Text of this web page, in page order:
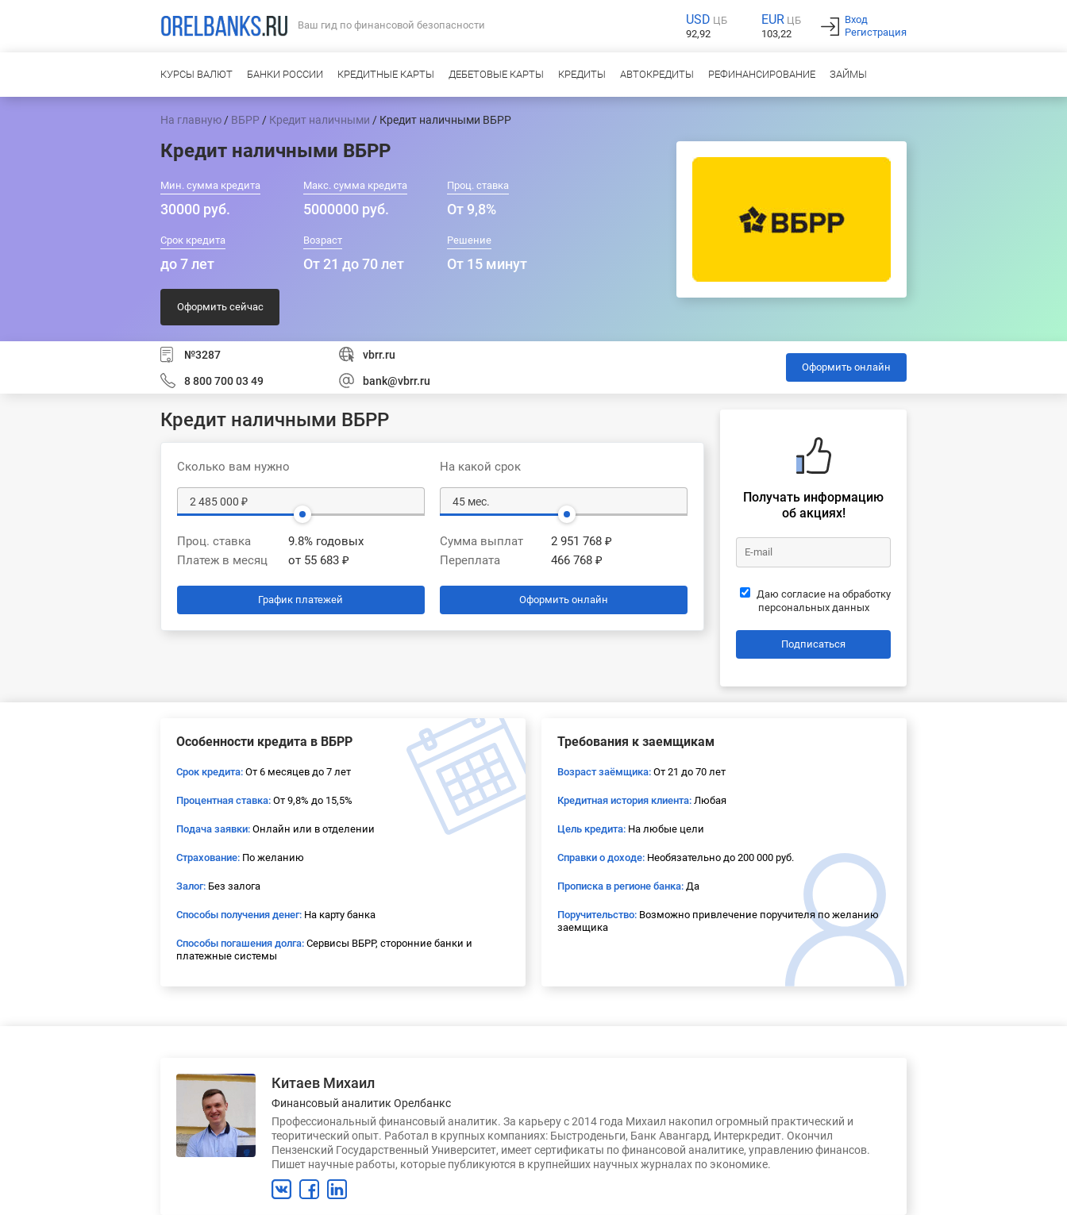
Ваш гид по финансовой безопасности USD ЦБ
92,92
EUR ЦБ
103,22
Вход
Регистрация
КУРСЫ ВАЛЮТ БАНКИ РОССИИ КРЕДИТНЫЕ КАРТЫ ДЕБЕТОВЫЕ КАРТЫ КРЕДИТЫ АВТОКРЕДИТЫ РЕФИНАНСИРОВАНИЕ ЗАЙМЫ
На главную / ВБРР / Кредит наличными / Кредит наличными ВБРР
Кредит наличными ВБРР
Мин. сумма кредита
30000 руб.
Макс. сумма кредита
5000000 руб.
Проц. ставка
От 9,8%
Срок кредита
до 7 лет
Возраст
От 21 до 70 лет
Решение
От 15 минут
Оформить сейчас
№3287 vbrr.ru
8 800 700 03 49 bank@vbrr.ru
Оформить онлайн
Кредит наличными ВБРР
Сколько вам нужно На какой срок
Проц. ставка
9.8% годовых
Платеж в месяц
от 55 683 ₽
Сумма выплат
2 951 768 ₽
Переплата
466 768 ₽
График платежей Оформить онлайн
Получать информацию
об акциях!
Даю согласие на обработку
персональных данных
Подписаться
Особенности кредита в ВБРР
Срок кредита: От 6 месяцев до 7 лет
Процентная ставка: От 9,8% до 15,5%
Подача заявки: Онлайн или в отделении
Страхование: По желанию
Залог: Без залога
Способы получения денег: На карту банка
Способы погашения долга: Сервисы ВБРР, сторонние банки и
платежные системы
Требования к заемщикам
Возраст заёмщика: От 21 до 70 лет
Кредитная история клиента: Любая
Цель кредита: На любые цели
Справки о доходе: Необязательно до 200 000 руб.
Прописка в регионе банка: Да
Поручительство: Возможно привлечение поручителя по желанию
заемщика
Китаев Михаил
Финансовый аналитик Орелбанкс
Профессиональный финансовый аналитик. За карьеру с 2014 года Михаил накопил огромный практический и
теоритический опыт. Работал в крупных компаниях: Быстроденьги, Банк Авангард, Интеркредит. Окончил
Пензенский Государственный Университет, имеет сертификаты по финансовой аналитике, управлению финансов.
Пишет научные работы, которые публикуются в крупнейших научных журналах по экономике.